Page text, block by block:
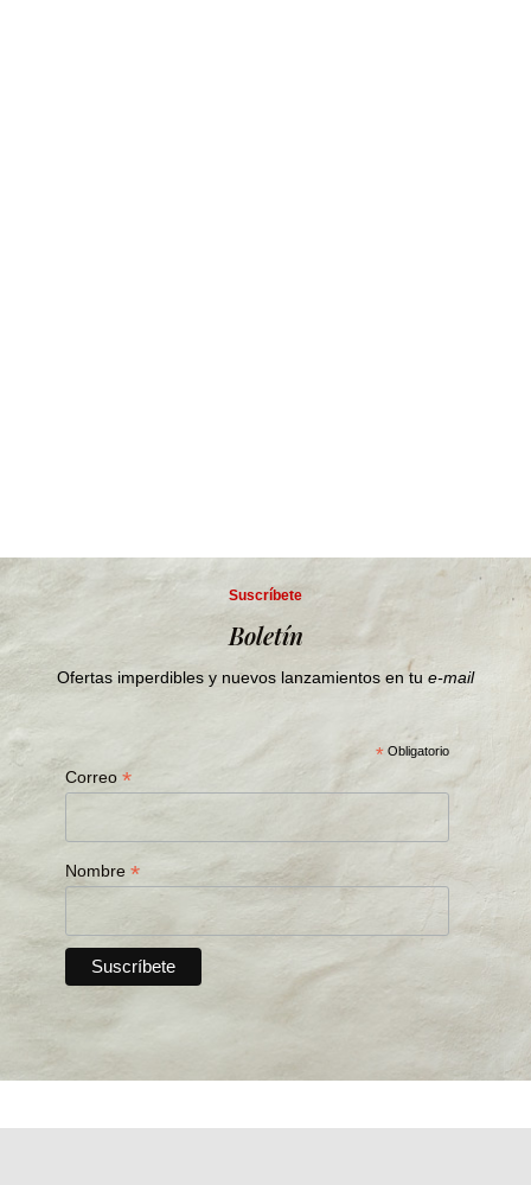
Suscríbete
Boletín
Ofertas imperdibles y nuevos lanzamientos en tu e-mail
* Obligatorio
Correo*
Nombre*